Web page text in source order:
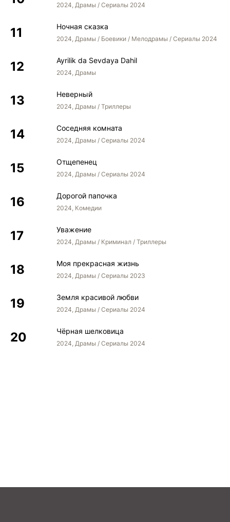
2024, Драмы / Сериалы 2024
Ночная сказка
2024, Драмы / Боевики / Мелодрамы / Сериалы 2024
Ayrilik da Sevdaya Dahil
2024, Драмы
Неверный
2024, Драмы / Триллеры
Соседняя комната
2024, Драмы / Сериалы 2024
Отщепенец
2024, Драмы / Сериалы 2024
Дорогой папочка
2024, Комедии
Уважение
2024, Драмы / Криминал / Триллеры
Моя прекрасная жизнь
2024, Драмы / Сериалы 2023
Земля красивой любви
2024, Драмы / Сериалы 2024
Чёрная шелковица
2024, Драмы / Сериалы 2024